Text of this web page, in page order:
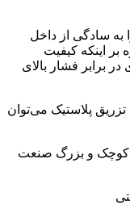
سادگی از داخل
بر اینکه کیفیت
برابر فشار بالای
پلاستیک می‌توان
کوچک و بزرگ صنعت